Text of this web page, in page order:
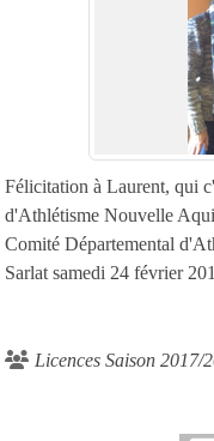
Félicitation à Laurent, qui
d'Athlétisme Nouvelle
Comité Départemental
Sarlat samedi 24 février
Licences Saison 2017/